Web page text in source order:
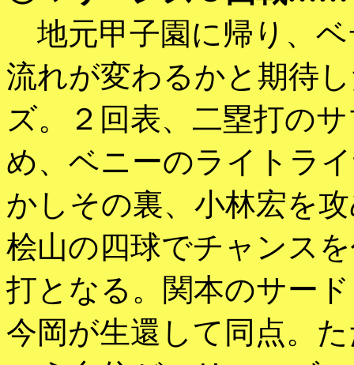
地元甲子園に帰り、
流れが変わるかと期待
ズ。２回表、二塁打の
め、ベニーのライトラ
かしその裏、小林宏を
桧山の四球でチャンス
打となる。関本のサー
今岡が生還して同点。